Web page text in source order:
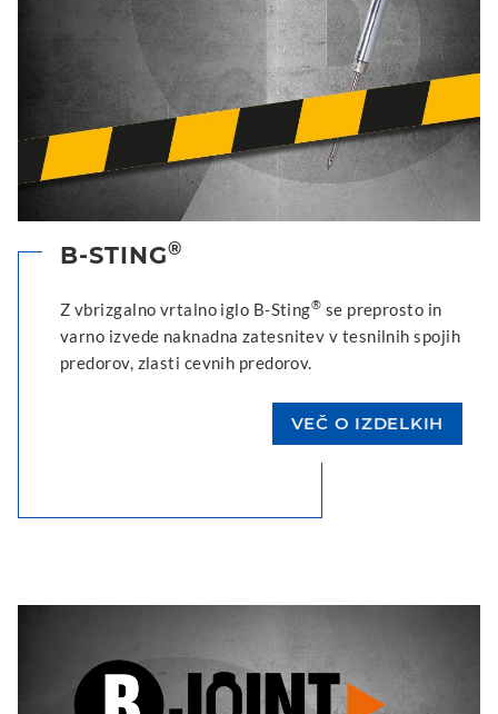
B-STING®
Z vbrizgalno vrtalno iglo B-Sting® se preprosto in
varno izvede naknadna zatesnitev v tesnilnih spojih
predorov, zlasti cevnih predorov.
VEČ O IZDELKIH